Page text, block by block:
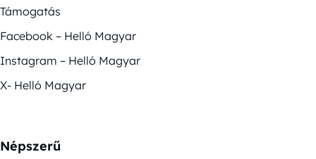
Támogatás
Facebook – Helló Magyar
Instagram – Helló Magyar
X- Helló Magyar
Népszerű